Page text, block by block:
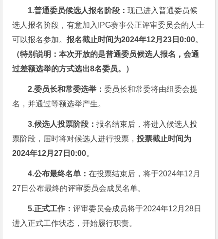
1.普通委员候选人报名阶段：现已进入普通委员候
选人报名阶段，有意加入IPG赛事公正评审委员会的人士
可以报名参加。报名截止时间为2024年12月23日0:00。
（特别说明：本次开放的是普通委员候选人报名，会通
过差额选举的方式选出8名委员。）
2.委员长和常委选举：委员长和常委将由组委会提
名，并通过等额选举产生。
3.候选人投票阶段：报名结束后，将进入候选人投
票阶段，届时将对候选人进行投票，投票截止时间为
2024年12月27日0:00。
4.公布最终名单：在投票结束后，将于2024年12月
27日公布最终的评审委员会成员名单。
5.正式工作：评审委员会成员将于2024年12月28日
进入正式工作状态，开始履行职责。